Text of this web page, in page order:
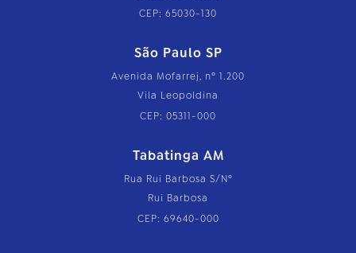
CEP: 65030-130
São Paulo SP
Avenida Mofarrej, nº 1.200
Vila Leopoldina
CEP: 05311-000
Tabatinga AM
Rua Rui Barbosa S/Nº
Rui Barbosa
CEP: 69640-000